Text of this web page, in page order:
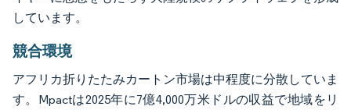
しています。
競合環境
アフリカ折りたたみカートン市場は中程度に分散していま
す。Mpactは2025年に7億4,000万米ドルの収益で地域をリ